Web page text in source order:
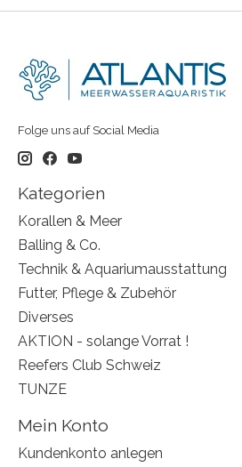
Folge uns auf Social Media
Kategorien
Korallen & Meer
Balling & Co.
Technik & Aquariumausstattung
Futter, Pflege & Zubehör
Diverses
AKTION - solange Vorrat !
Reefers Club Schweiz
TUNZE
Mein Konto
Kundenkonto anlegen